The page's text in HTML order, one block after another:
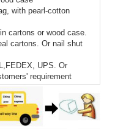
with pearl-cotton
cartons or wood case.
cartons. Or nail shut
UPS. Or
requirement